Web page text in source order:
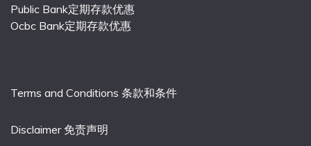
Public Bank定期存款优惠
Ocbc Bank定期存款优惠
Terms and Conditions 条款和条件
Disclaimer 免责声明